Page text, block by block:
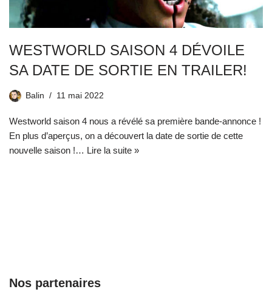
WESTWORLD SAISON 4 DÉVOILE
SA DATE DE SORTIE EN TRAILER!
Balin 11 mai 2022
Westworld saison 4 nous a révélé sa première bande-annonce !
En plus d’aperçus, on a découvert la date de sortie de cette
nouvelle saison !… Lire la suite »
Nos partenaires